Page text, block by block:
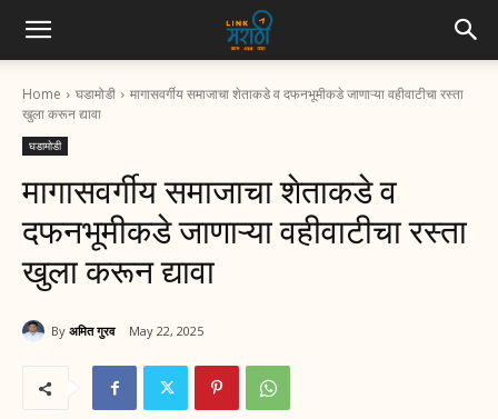
Home घडामोडी
मागासवर्गीय समाजाचा शेताकडे व दफनभूमीकडे जाणाऱ्या वहीवाटीचा रस्ता
खुला करून द्यावा
घडामोडी
मागासवर्गीय समाजाचा शेताकडे व
दफनभूमीकडे जाणाऱ्या वहीवाटीचा रस्ता
खुला करून द्यावा
By अमित गुरव May 22, 2025